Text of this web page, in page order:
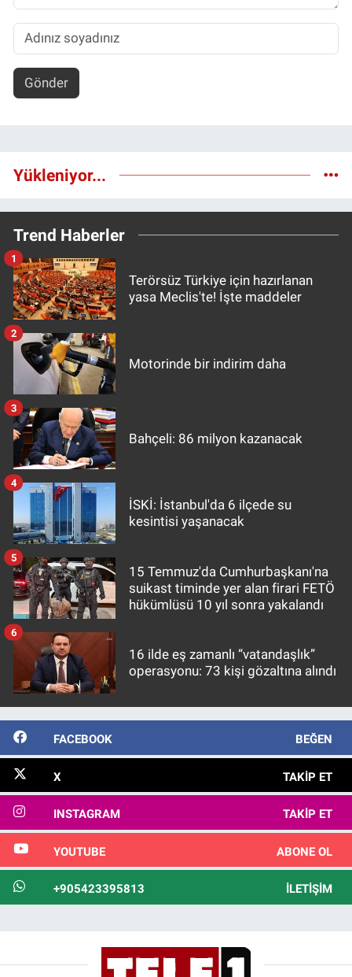
Gönder
Yükleniyor...
Trend Haberler
Terörsüz Türkiye için hazırlanan
yasa Meclis'te! İşte maddeler
1
Motorinde bir indirim daha
2
Bahçeli: 86 milyon kazanacak
3
İSKİ: İstanbul'da 6 ilçede su
kesintisi yaşanacak
4
15 Temmuz'da Cumhurbaşkanı'na
suikast timinde yer alan firari FETÖ
hükümlüsü 10 yıl sonra yakalandı
5
16 ilde eş zamanlı “vatandaşlık”
operasyonu: 73 kişi gözaltına alındı
6
FACEBOOK BEĞEN
X TAKIP ET
INSTAGRAM TAKIP ET
YOUTUBE ABONE OL
+905423395813 İLETIŞIM